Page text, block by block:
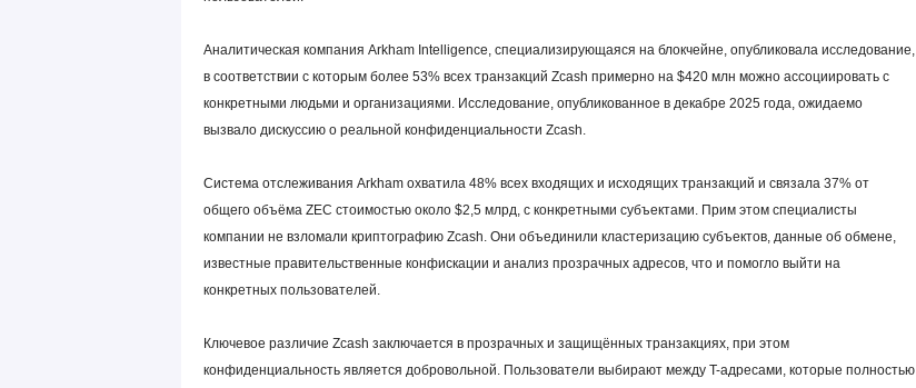
Аналитическая компания Arkham Intelligence, специализирующаяся на блокчейне, опубликовала исследование,
в соответствии с которым более 53% всех транзакций Zcash примерно на $420 млн можно ассоциировать с
конкретными людьми и организациями. Исследование, опубликованное в декабре 2025 года, ожидаемо
вызвало дискуссию о реальной конфиденциальности Zcash.
Система отслеживания Arkham охватила 48% всех входящих и исходящих транзакций и связала 37% от
общего объёма ZEC стоимостью около $2,5 млрд, с конкретными субъектами. Прим этом специалисты
компании не взломали криптографию Zcash. Они объединили кластеризацию субъектов, данные об обмене,
известные правительственные конфискации и анализ прозрачных адресов, что и помогло выйти на
конкретных пользователей.
Ключевое различие Zcash заключается в прозрачных и защищённых транзакциях, при этом
конфиденциальность является добровольной. Пользователи выбирают между T-адресами, которые полностью